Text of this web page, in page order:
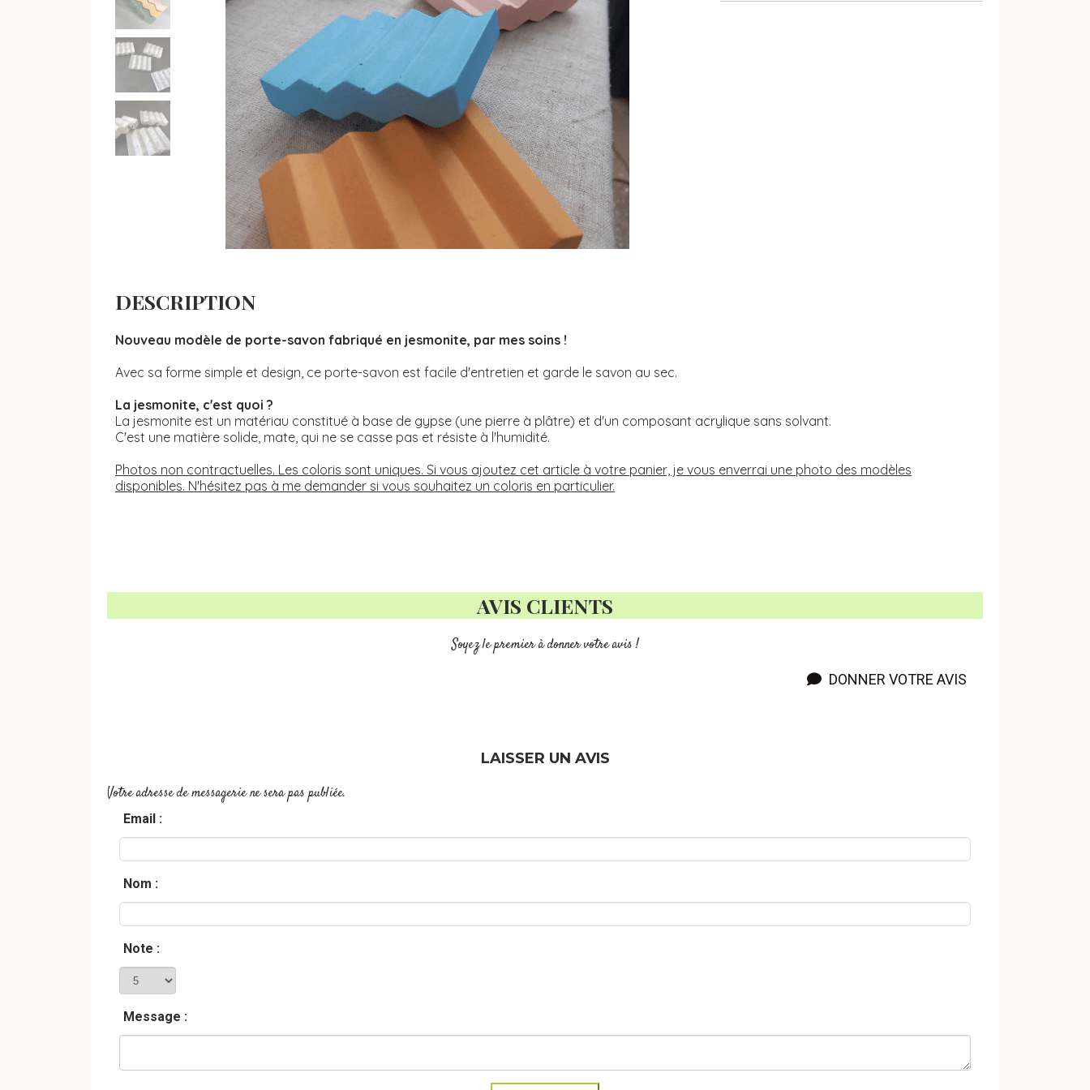
DESCRIPTION
Nouveau modèle de porte-savon fabriqué en jesmonite, par mes soins !
Avec sa forme simple et design, ce porte-savon est facile d'entretien et garde le savon au sec.
La jesmonite, c'est quoi ?
La jesmonite est un matériau constitué à base de gypse (une pierre à plâtre) et d'un composant acrylique sans solvant.
C'est une matière solide, mate, qui ne se casse pas et résiste à l'humidité.
Photos non contractuelles. Les coloris sont uniques. Si vous ajoutez cet article à votre panier, je vous enverrai une photo des modèles
disponibles. N'hésitez pas à me demander si vous souhaitez un coloris en particulier.
AVIS CLIENTS
Soyez le premier à donner votre avis !
DONNER VOTRE AVIS
LAISSER UN AVIS
Votre adresse de messagerie ne sera pas publiée.
Email :
Nom :
Note :
Message :